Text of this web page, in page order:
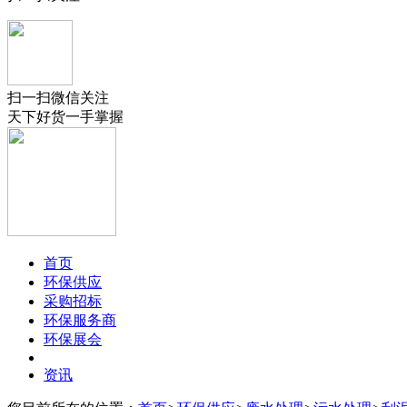
扫一扫微信关注
天下好货一手掌握
首页
环保供应
采购招标
环保服务商
环保展会
资讯